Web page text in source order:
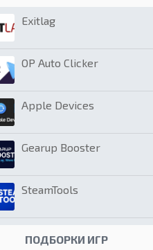
Exitlag
OP Auto Clicker
Apple Devices
Gearup Booster
SteamTools
ПОДБОРКИ ИГР